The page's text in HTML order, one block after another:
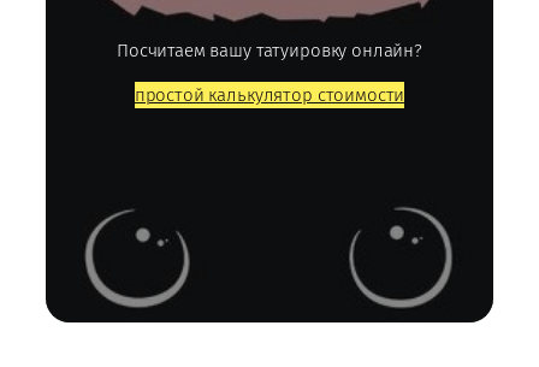
Посчитаем вашу татуировку онлайн?
простой калькулятор стоимости